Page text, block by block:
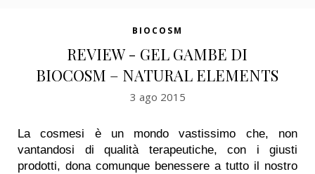
BIOCOSM
REVIEW - GEL GAMBE DI
BIOCOSM – NATURAL ELEMENTS
3 ago 2015
La cosmesi è un mondo vastissimo che, non
vantandosi di qualità terapeutiche, con i giusti
prodotti, dona comunque benessere a tutto il nostro